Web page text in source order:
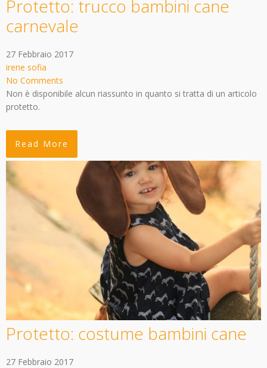
Protetto: trucco bambini cane
carnevale
27 Febbraio 2017
irene sofia
No Comments
Non è disponibile alcun riassunto in quanto si tratta di un articolo
protetto.
Read More
Protetto: costume bambini cane
27 Febbraio 2017